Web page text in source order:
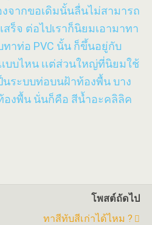
จากขอเดิมนั้นลื่นไม่สามารถ
สร็จ ต่อไปเราก็นิยมเอามาทา
าท่อ PVC นั้น ก็ขึ้นอยู่กับ
เบบไหน เเต่ส่วนใหญ่ที่นิยมใช้
นระบบท่อบนฝ้าท้องพื้น บาง
องพื้น นั่นก็คือ สีน้ำอะคลิลิค
โพสต์ถัดไป
ทาสีทับสีเก่าได้ไหม ?